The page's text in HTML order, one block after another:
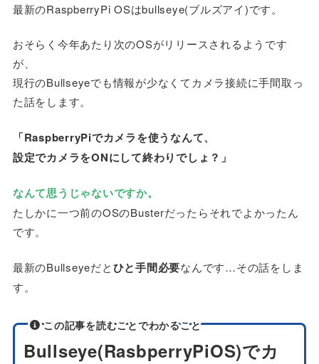
最新のRaspberryPi OSはbullseye(ブルズアイ)です。
おそらく今年あたり次のOSがリリースされるようです
が、
現行のBullseyeでも情報が少なくてカメラ接続に手間取っ
た話をします。
「RaspberryPiでカメラを使うなんて、
設定でカメラをONにして終わりでしょ？」
なんて思うじゃないですか。
たしかに一つ前のOSのBusterだったらそれでよかったん
です。
最新のBullseyeだとひと手間必要なんです…その話をしま
す。
この記事を読むことでわかること
Bullseye(RasbperryPiOS)でカ